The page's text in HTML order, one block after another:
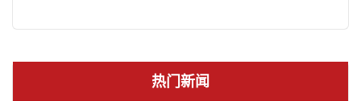
热门新闻